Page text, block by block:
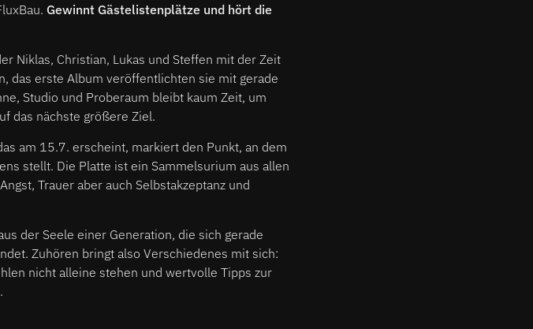
Gewinnt Gästelistenplätze und hört die
Niklas, Christian, Lukas und Steffen mit der Zeit
das erste Album veröffentlichten sie mit gerade
Studio und Proberaum bleibt kaum Zeit, um
das nächste größere Ziel.
am 15.7. erscheint, markiert den Punkt, an dem
stellt. Die Platte ist ein Sammelsurium aus allen
Trauer aber auch Selbstakzeptanz und
der Seele einer Generation, die sich gerade
Zuhören bringt also Verschiedenes mit sich:
nicht alleine stehen und wertvolle Tipps zur